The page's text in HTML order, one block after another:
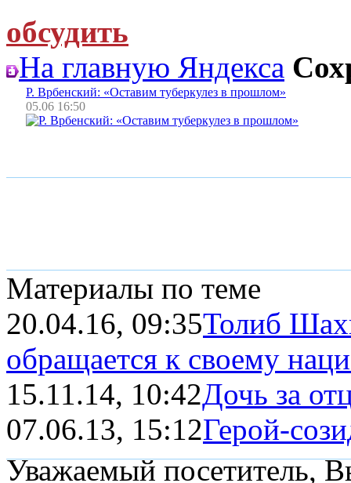
обсудить
На главную Яндекса
Р. Врбенский: «Оставим туберкулез в прошлом»
05.06 16:50
Материалы по теме
20.04.16, 09:35Толиб
обращается к своему
15.11.14, 10:42Дочь за
07.06.13, 15:12Герой-
Уважаемый посетитель,